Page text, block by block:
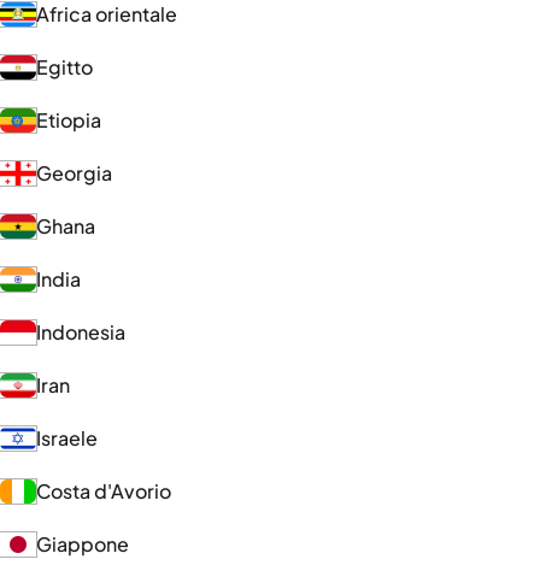
Africa orientale
Egitto
Etiopia
Georgia
Ghana
India
Indonesia
Iran
Israele
Costa d'Avorio
Giappone